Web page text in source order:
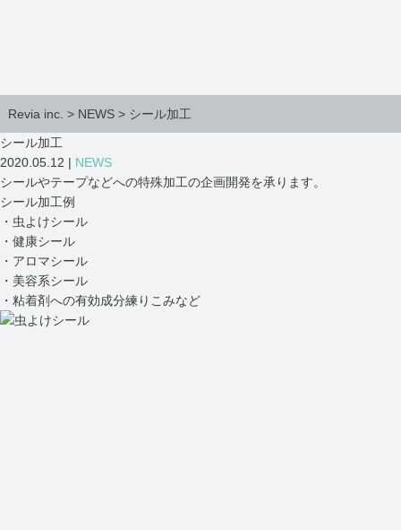
Revia inc. > NEWS> シール加工
シール加工
2020.05.12 | NEWS
シールやテープなどへの特殊加工の企画開発を承ります。
シール加工例
・虫よけシール
・健康シール
・アロマシール
・美容系シール
・粘着剤への有効成分練りこみなど